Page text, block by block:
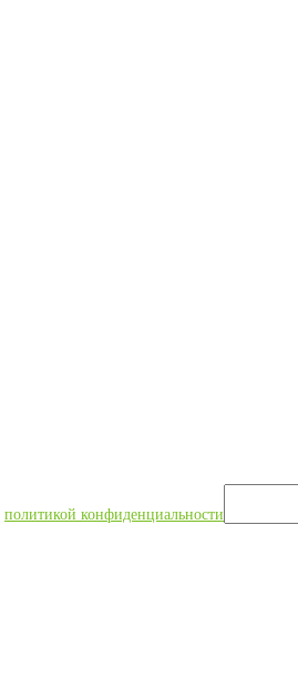
политикой конфиденциальности